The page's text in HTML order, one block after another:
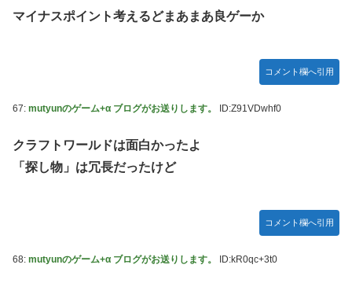
マイナスポイント考えるどまあまあ良ゲーか
コメント欄へ引用
67: mutyunのゲーム+α ブログがお送りします。 ID:Z91VDwhf0
クラフトワールドは面白かったよ
「探し物」は冗長だったけど
コメント欄へ引用
68: mutyunのゲーム+α ブログがお送りします。 ID:kR0qc+3t0